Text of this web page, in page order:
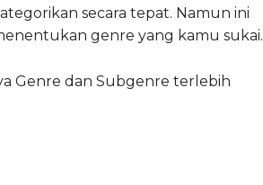
secara tepat. Namun ini
genre yang kamu sukai.
Genre dan Subgenre terlebih